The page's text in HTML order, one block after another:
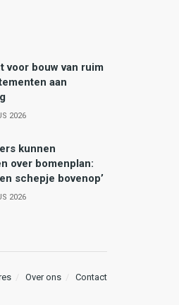
voor bouw van ruim
aan
2026
kunnen
over bomenplan:
schepje bovenop’
2026
Over ons Contact